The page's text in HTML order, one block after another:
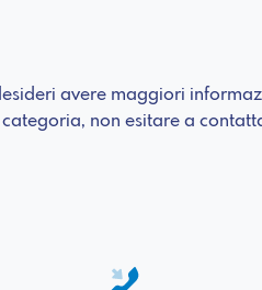
avere maggiori
non esitare a